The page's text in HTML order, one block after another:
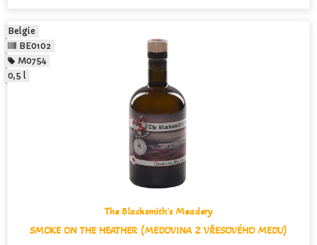
The Blacksmith's Meadery
SMOKE ON THE HEATHER (MEDOVINA Z VŘESOVÉHO MEDU)
Belgie
BE0102
M0754
0,5 l